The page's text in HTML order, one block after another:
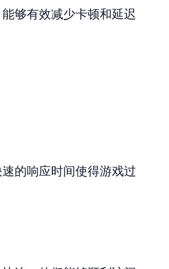
够有效减少卡顿和延迟
的响应时间使得游戏过